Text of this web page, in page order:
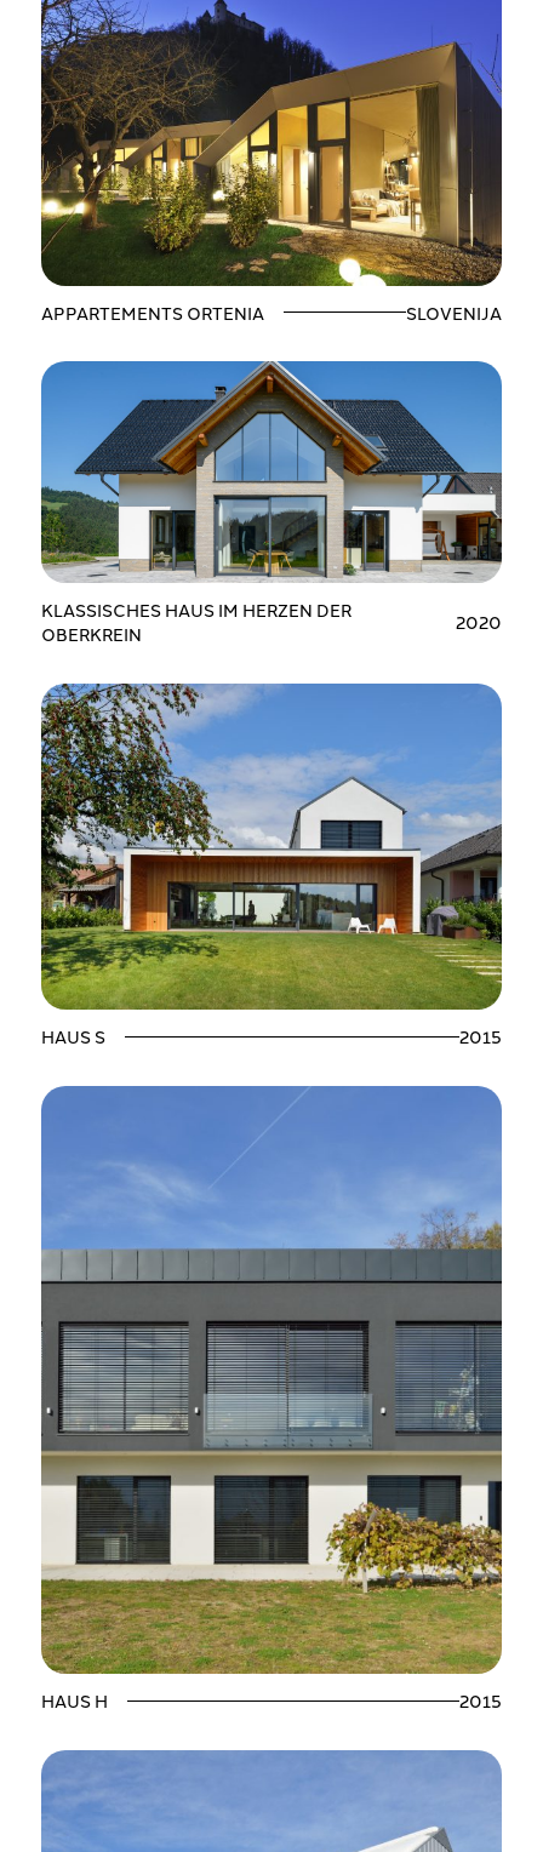
APPARTEMENTS ORTENIA SLOVENIJA
KLASSISCHES HAUS IM HERZEN DER
OBERKREIN
2020
HAUS S 2015
HAUS H 2015